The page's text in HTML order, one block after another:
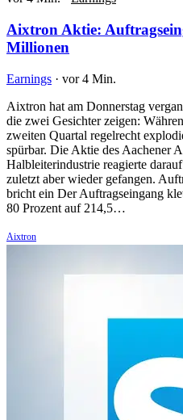
Aixtron Aktie:
Millionen
Earnings · vor 4 Min.
Aixtron hat am Donnerstag
die zwei Gesichter zeigen:
zweiten Quartal regelrecht
spürbar. Die Aktie des Aachener
Halbleiterindustrie reagierte
zuletzt aber wieder gefangen.
bricht ein Der Auftragseingang
80 Prozent auf 214,5…
Aixtron